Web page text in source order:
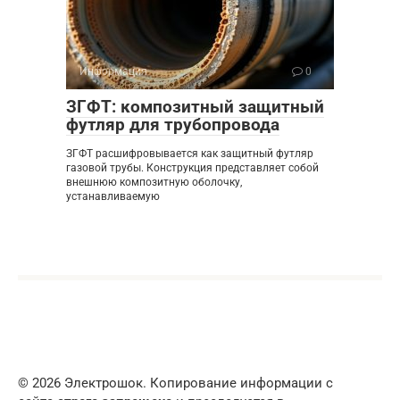
Информация 0
ЗГФТ: композитный защитный
футляр для трубопровода
ЗГФТ расшифровывается как защитный футляр
газовой трубы. Конструкция представляет собой
внешнюю композитную оболочку,
устанавливаемую
© 2026 Электрошок. Копирование информации с